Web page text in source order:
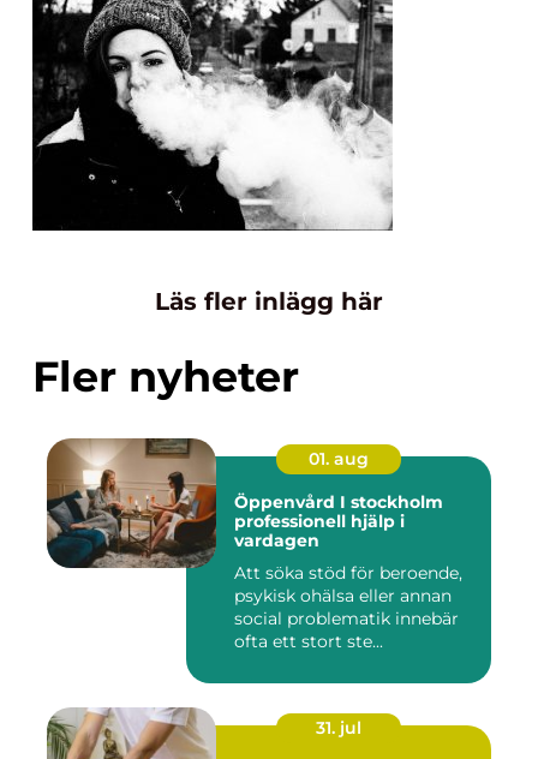
Läs fler inlägg här
Fler nyheter
01. aug
Öppenvård I stockholm
professionell hjälp i
vardagen
Att söka stöd för beroende,
psykisk ohälsa eller annan
social problematik innebär
ofta ett stort ste...
31. jul